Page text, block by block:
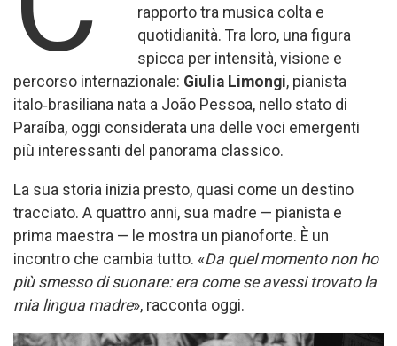
rapporto tra musica colta e
quotidianità. Tra loro, una figura
spicca per intensità, visione e
percorso internazionale: Giulia Limongi, pianista
italo‑brasiliana nata a João Pessoa, nello stato di
Paraíba, oggi considerata una delle voci emergenti
più interessanti del panorama classico.
La sua storia inizia presto, quasi come un destino
tracciato. A quattro anni, sua madre — pianista e
prima maestra — le mostra un pianoforte. È un
incontro che cambia tutto. «Da quel momento non ho
più smesso di suonare: era come se avessi trovato la
mia lingua madre», racconta oggi.